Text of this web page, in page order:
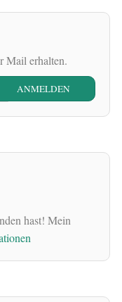
Mail erhalten.
hast! Mein